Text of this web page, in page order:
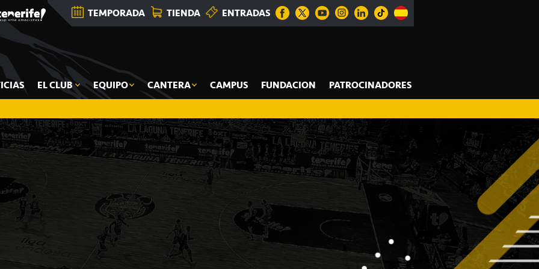
TEMPORADA TIENDA ENTRADAS
EL CLUB EQUIPO CANTERA CAMPUS FUNDACION PATROCINADORES